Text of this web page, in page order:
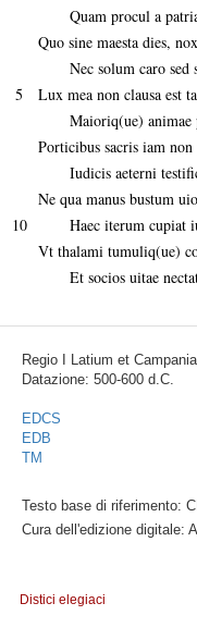
Quam procul a patria
Quo sine maesta dies,
Nec solum caro sed
5
Lux mea non clausa est
Maioriq(ue) animae
Porticibus sacris iam
Iudicis aeterni
Ne qua manus bustum
10
Haec iterum cupiat
Vt thalami tumuliq(ue)
Et socios uitae
Regio I Latium et
Datazione: 500-600 d.C.
EDCS
EDB
TM
Testo base di riferimento:
Cura dell'edizione digitale:
Distici elegiaci